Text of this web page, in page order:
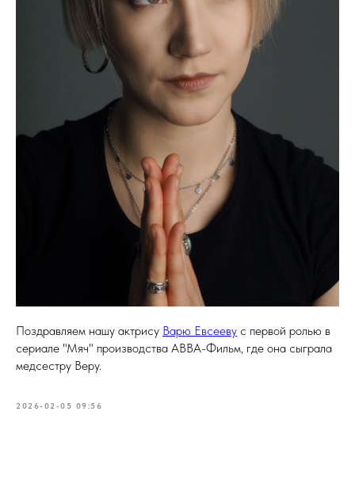
Поздравляем нашу актрису Варю Евсееву с первой ролью в
сериале "Мяч" производства АВВА-Фильм, где она сыграла
медсестру Веру.
2026-02-05 09:56